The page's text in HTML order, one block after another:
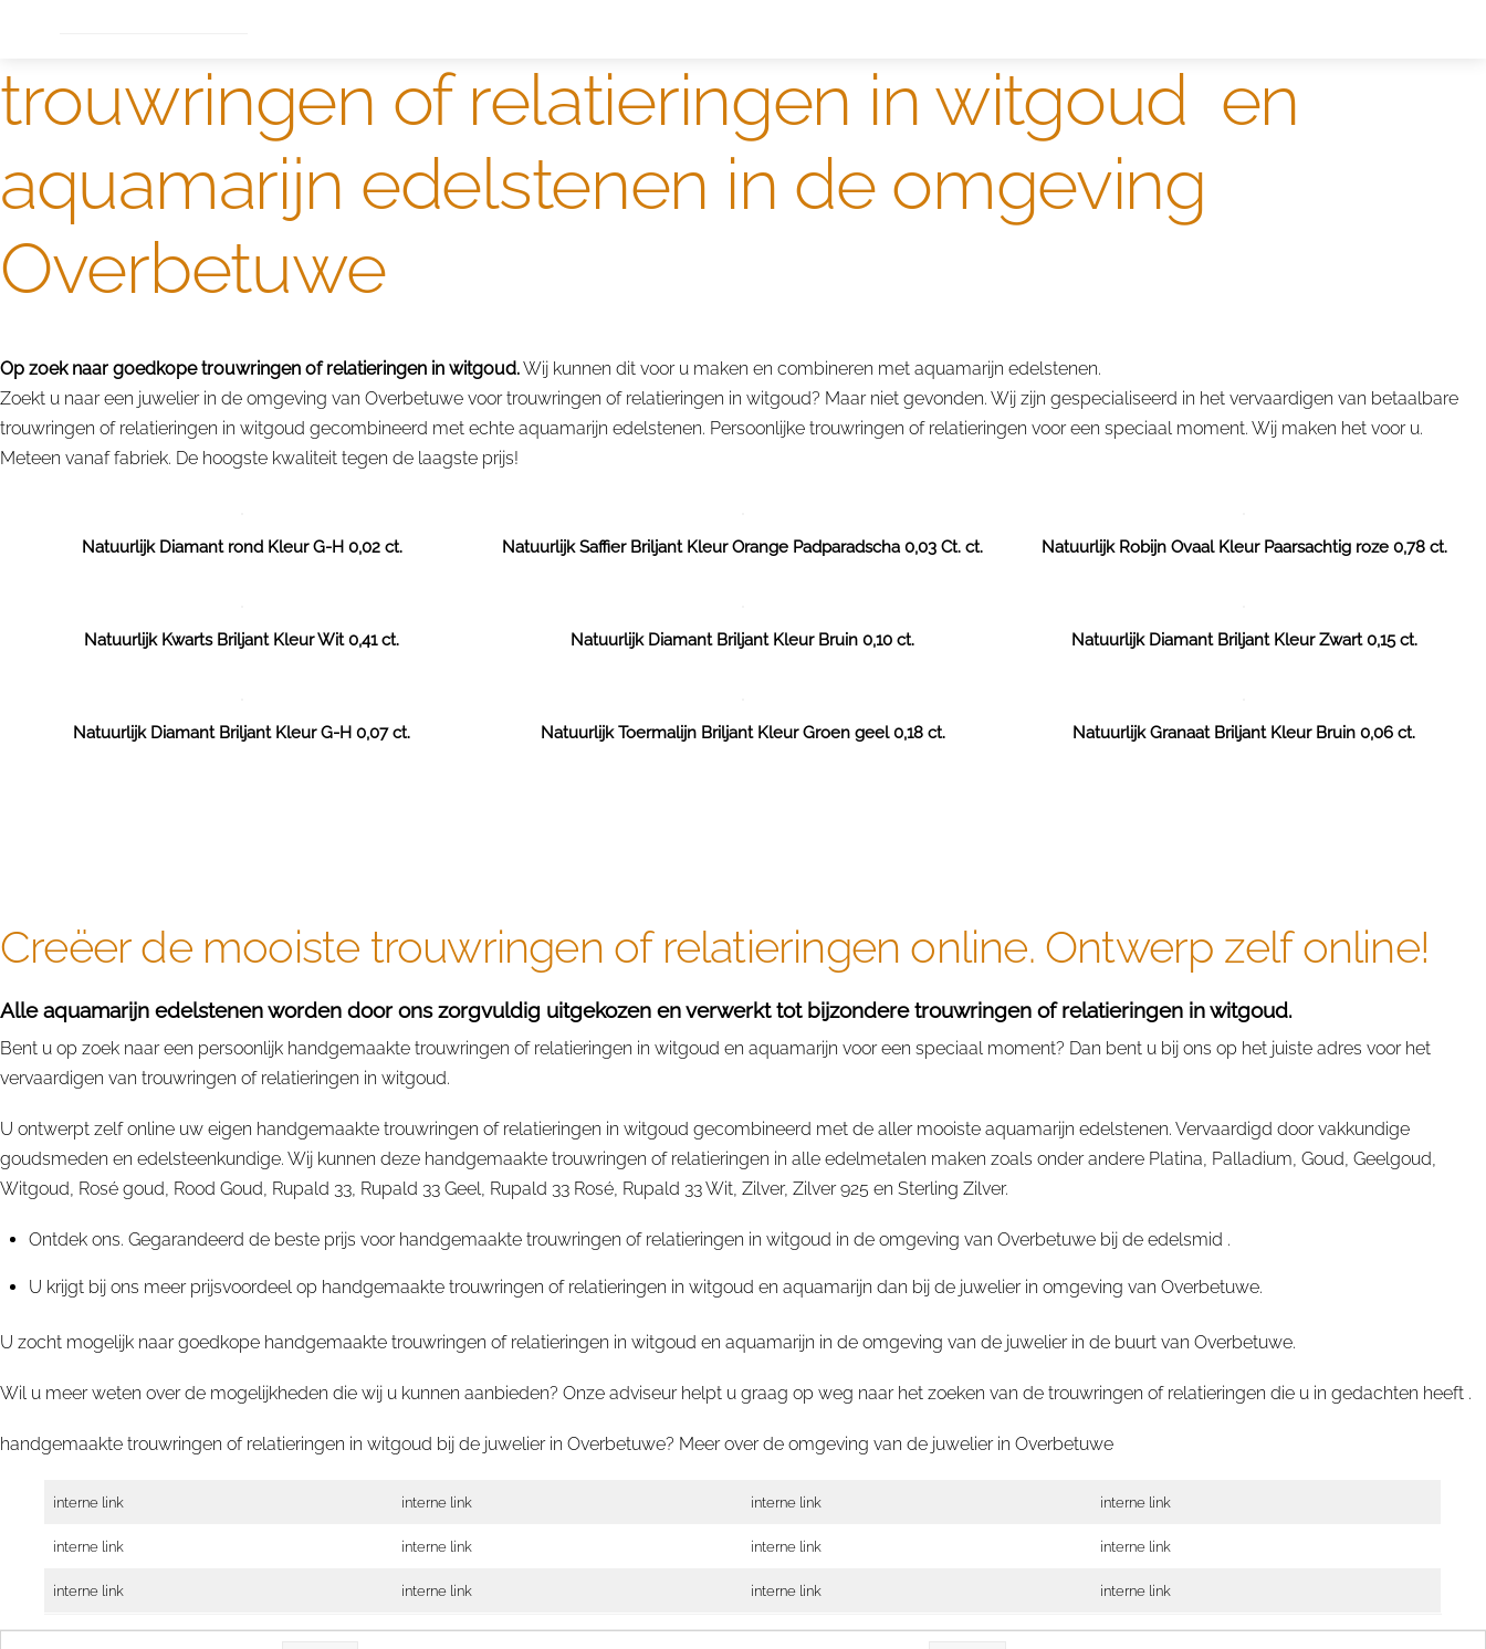
trouwringen of relatieringen in witgoud en
aquamarijn edelstenen in de omgeving
Overbetuwe
Op zoek naar goedkope trouwringen of relatieringen in witgoud.Wij kunnen dit voor u maken en combineren met aquamarijn edelstenen.
Zoekt u naar een juwelier in de omgeving van Overbetuwe voor trouwringen of relatieringen in witgoud? Maar niet gevonden. Wij zijn gespecialiseerd in het vervaardigen van betaalbare
trouwringen of relatieringen in witgoud gecombineerd met echte aquamarijn edelstenen. Persoonlijke trouwringen of relatieringen voor een speciaal moment. Wij maken het voor u.
Meteen vanaf fabriek. De hoogste kwaliteit tegen de laagste prijs!
Natuurlijk Diamant rond Kleur G-H 0,02 ct. Natuurlijk Saffier Briljant Kleur Orange Padparadscha 0,03 Ct. ct. Natuurlijk Robijn Ovaal Kleur Paarsachtig roze 0,78 ct.
Natuurlijk Kwarts Briljant Kleur Wit 0,41 ct. Natuurlijk Diamant Briljant Kleur Bruin 0,10 ct. Natuurlijk Diamant Briljant Kleur Zwart 0,15 ct.
Natuurlijk Diamant Briljant Kleur G-H 0,07 ct. Natuurlijk Toermalijn Briljant Kleur Groen geel 0,18 ct. Natuurlijk Granaat Briljant Kleur Bruin 0,06 ct.
Creëer de mooiste trouwringen of relatieringen online. Ontwerp zelf online!
Alle aquamarijn edelstenen worden door ons zorgvuldig uitgekozen en verwerkt tot bijzondere trouwringen of relatieringen in witgoud.
Bent u op zoek naar een persoonlijk handgemaakte trouwringen of relatieringen in witgoud en aquamarijn voor een speciaal moment? Dan bent u bij ons op het juiste adres voor het
vervaardigen van trouwringen of relatieringen in witgoud.
U ontwerpt zelf online uw eigen handgemaakte trouwringen of relatieringen in witgoud gecombineerd met de aller mooiste aquamarijn edelstenen. Vervaardigd door vakkundige
goudsmeden en edelsteenkundige. Wij kunnen deze handgemaakte trouwringen of relatieringen in alle edelmetalen maken zoals onder andere Platina, Palladium, Goud, Geelgoud,
Witgoud, Rosé goud, Rood Goud, Rupald 33, Rupald 33 Geel, Rupald 33 Rosé, Rupald 33 Wit, Zilver, Zilver 925 en Sterling Zilver.
Ontdek ons. Gegarandeerd de beste prijs voor handgemaakte trouwringen of relatieringen in witgoud in de omgeving van Overbetuwe bij de edelsmid .
U krijgt bij ons meer prijsvoordeel op handgemaakte trouwringen of relatieringen in witgoud en aquamarijn dan bij de juwelier in omgeving van Overbetuwe.
U zocht mogelijk naar goedkope handgemaakte trouwringen of relatieringen in witgoud en aquamarijn in de omgeving van de juwelier in de buurt van Overbetuwe.
Wil u meer weten over de mogelijkheden die wij u kunnen aanbieden? Onze adviseur helpt u graag op weg naar het zoeken van de trouwringen of relatieringen die u in gedachten heeft .
handgemaakte trouwringen of relatieringen in witgoud bij de juwelier in Overbetuwe? Meer over de omgeving van de juwelier in Overbetuwe
interne link interne link interne link interne link
interne link interne link interne link interne link
interne link interne link interne link interne link